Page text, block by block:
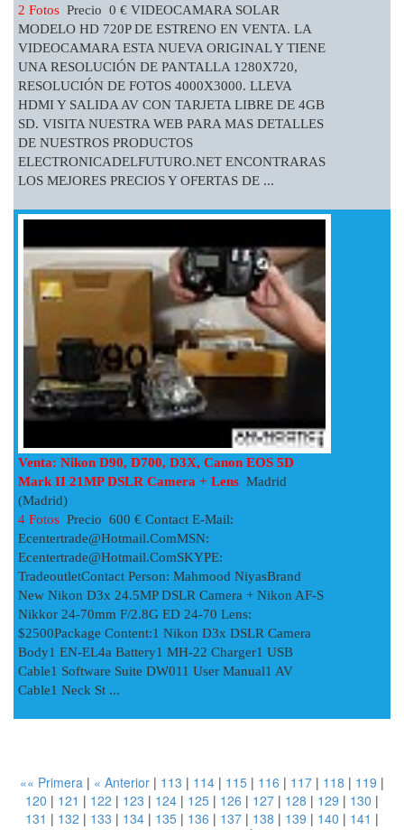
2 Fotos Precio 0 € VIDEOCAMARA SOLAR
MODELO HD 720P DE ESTRENO EN VENTA. LA
VIDEOCAMARA ESTA NUEVA ORIGINAL Y TIENE
UNA RESOLUCIÓN DE PANTALLA 1280X720,
RESOLUCIÓN DE FOTOS 4000X3000. LLEVA
HDMI Y SALIDA AV CON TARJETA LIBRE DE 4GB
SD. VISITA NUESTRA WEB PARA MAS DETALLES
DE NUESTROS PRODUCTOS
ELECTRONICADELFUTURO.NET ENCONTRARAS
LOS MEJORES PRECIOS Y OFERTAS DE ...
Venta: Nikon D90, D700, D3X, Canon EOS 5D
Mark II 21MP DSLR Camera + Lens Madrid
(Madrid)
4 Fotos Precio 600 € Contact E-Mail:
Ecentertrade@hotmail.comMSN:
Ecentertrade@hotmail.comSKYPE:
TradeoutletContact Person: Mahmood NiyasBrand
New Nikon D3x 24.5MP DSLR Camera + Nikon AF-S
Nikkor 24-70mm F/2.8G ED 24-70 Lens:
$2500Package Content:1 Nikon D3x DSLR Camera
Body1 EN-EL4a Battery1 MH-22 Charger1 USB
Cable1 Software Suite DW011 User Manual1 AV
Cable1 Neck St ...
«« Primera | « Anterior | 113 | 114 | 115 | 116 | 117 | 118 | 119 |
120 | 121 | 122 | 123 | 124 | 125 | 126 | 127 | 128 | 129 | 130 |
131 | 132 | 133 | 134 | 135 | 136 | 137 | 138 | 139 | 140 | 141 |